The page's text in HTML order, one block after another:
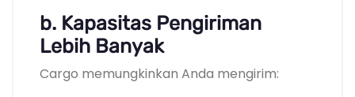
b. Kapasitas Pengiriman
Lebih Banyak
Cargo memungkinkan Anda mengirim: